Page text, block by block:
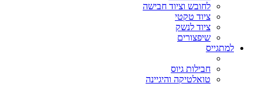
לחובש וציוד חבישה
ציוד טקטי
ציוד לנשק
שיפצורים
למתגייס
חבילות גיוס
טואלטיקה והיגיינה